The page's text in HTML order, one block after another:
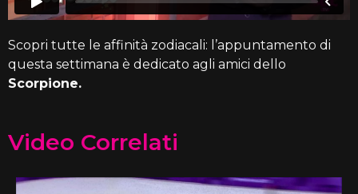
Scopri tutte le affinità zodiacali: l’appuntamento di
questa settimana è dedicato agli amici dello
Scorpione.
Video Correlati